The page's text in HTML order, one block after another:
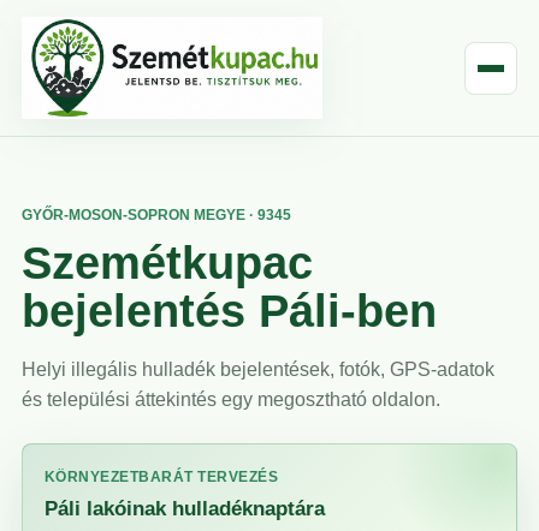
GYŐR-MOSON-SOPRON MEGYE · 9345
Szemétkupac
bejelentés Páli-ben
Helyi illegális hulladék bejelentések, fotók, GPS-adatok
és települési áttekintés egy megosztható oldalon.
KÖRNYEZETBARÁT TERVEZÉS
Páli lakóinak hulladéknaptára